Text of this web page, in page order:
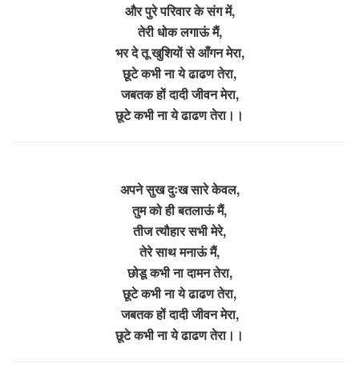
और पुरे परिवार के संग में,
तेरी धोक लगाऊं मैं,
भर दे तू खुशियों से आँगन मेरा,
छूटे कभी ना ये ढाढण तेरा,
जबतक हों दादी जीवन मेरा,
छूटे कभी ना ये ढाढण तेरा।।
अपने सुख दुःख सारे केवल,
तुम को ही बतलाऊं मैं,
तीज त्यौहार सभी मेरे,
तेरे साथ मनाऊं मैं,
छोडू कभी ना दामन तेरा,
छूटे कभी ना ये ढाढण तेरा,
जबतक हों दादी जीवन मेरा,
छूटे कभी ना ये ढाढण तेरा।।